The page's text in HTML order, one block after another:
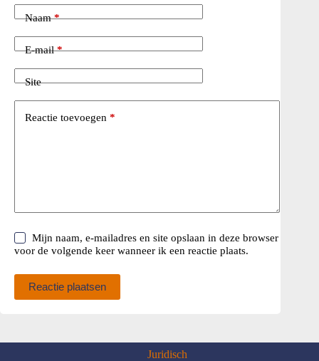
Naam*
E-mail*
Site
Reactie toevoegen *
Mijn naam, e-mailadres en site opslaan in deze browser
voor de volgende keer wanneer ik een reactie plaats.
Reactie plaatsen
Juridisch